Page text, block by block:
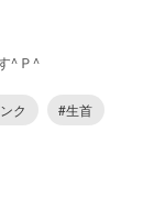
^Ｐ^
ク #生首